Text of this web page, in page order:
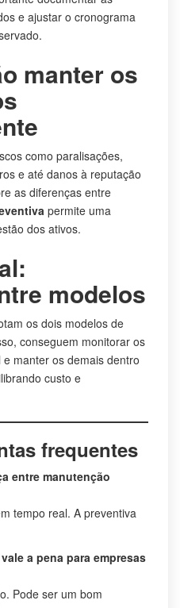
e ajustar o cronograma
manter os
como paralisações,
e até danos à reputação
as diferenças entre
permite uma
dos ativos.
modelos
os dois modelos de
conseguem monitorar os
manter os demais dentro
custo e
frequentes
entre manutenção
tempo real. A preventiva
a pena para empresas
Pode ser um bom